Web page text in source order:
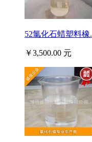
52氯化石蜡塑料橡.
￥3,500.00 元